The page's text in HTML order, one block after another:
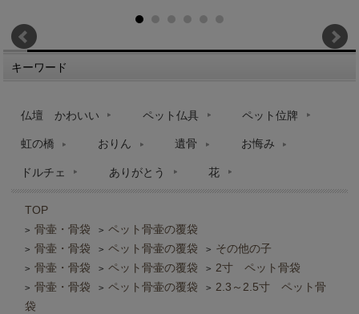
キーワード
仏壇 かわいい ペット仏具 ペット位牌
虹の橋 おりん 遺骨 お悔み
ドルチェ ありがとう 花
TOP
> 骨壷・骨袋 > ペット骨壷の覆袋
> 骨壷・骨袋 > ペット骨壷の覆袋 > その他の子
> 骨壷・骨袋 > ペット骨壷の覆袋 > 2寸 ペット骨袋
> 骨壷・骨袋 > ペット骨壷の覆袋 > 2.3～2.5寸 ペット骨
袋